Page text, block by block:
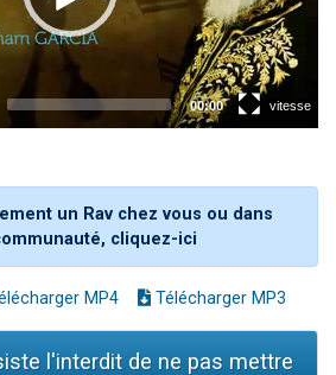
un Rav chez vous ou dans
cliquez-ici
MP4 Télécharger MP3
l'interdit de ne pas mettre